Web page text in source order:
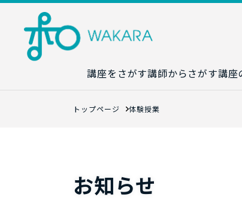
講座をさがす講師からさがす講座
トップページ 体験授業
お知らせ